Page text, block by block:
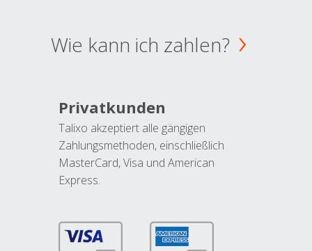
Wie kann ich zahlen?
Privatkunden
Talixo akzeptiert alle gängigen
Zahlungsmethoden, einschließlich
MasterCard, Visa und American
Express.